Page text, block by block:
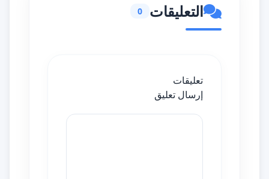
التعليقات 0
تعليقات
إرسال تعليق